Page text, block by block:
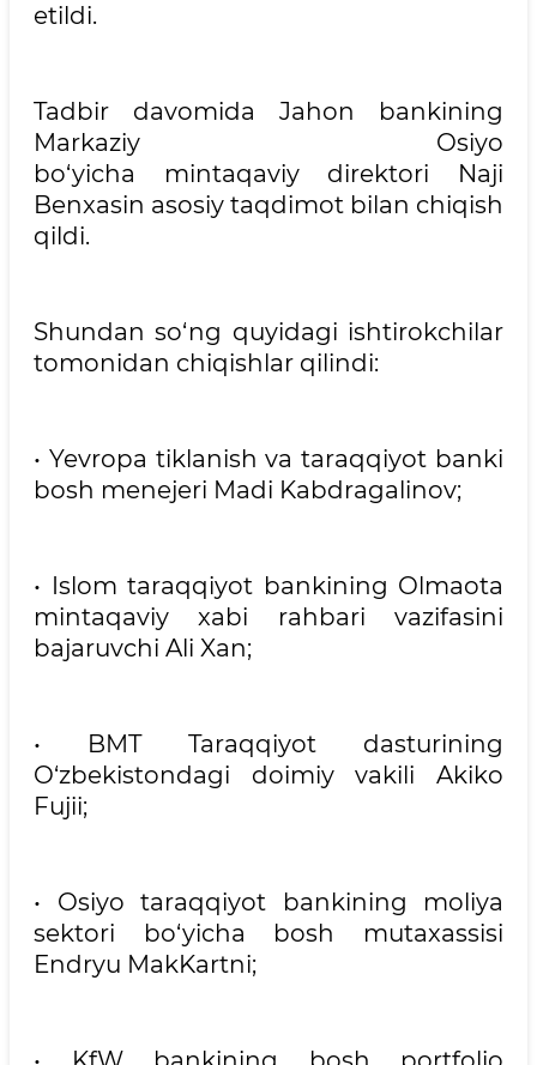
etildi.
Tadbir davomida Jahon bankining
Markaziy Osiyo
bo‘yicha mintaqaviy direktori Naji
Benxasin asosiy taqdimot bilan chiqish
qildi.
Shundan so‘ng quyidagi ishtirokchilar
tomonidan chiqishlar qilindi:
• Yevropa tiklanish va taraqqiyot banki
bosh menejeri Madi Kabdragalinov;
• Islom taraqqiyot bankining Olmaota
mintaqaviy xabi rahbari vazifasini
bajaruvchi Ali Xan;
• BMT Taraqqiyot dasturining
O‘zbekistondagi doimiy vakili Akiko
Fujii;
• Osiyo taraqqiyot bankining moliya
sektori bo‘yicha bosh mutaxassisi
Endryu MakKartni;